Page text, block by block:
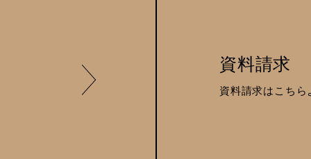
資料請求
資料請求はこちら